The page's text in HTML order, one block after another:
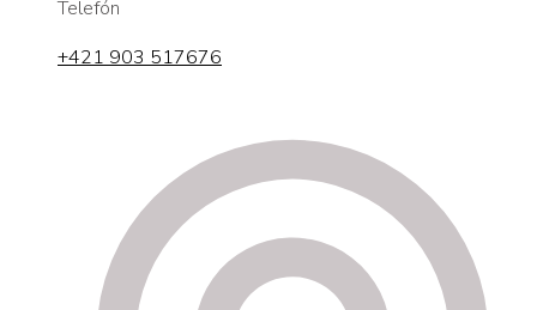
Telefón
+421 903 517676